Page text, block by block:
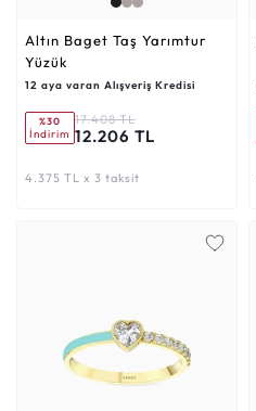
Altın Baget Taş Yarımtur
Yüzük
12 aya varan Alışveriş Kredisi
%30
İndirim
17.408 TL
12.206 TL
4.375 TL x 3 taksit